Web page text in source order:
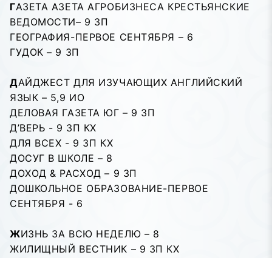
ГАЗЕТА АЗЕТА АГРОБИЗНЕСА КРЕСТЬЯНСКИЕ
ВЕДОМОСТИ– 9 ЗП
ГЕОГРАФИЯ-ПЕРВОЕ СЕНТЯБРЯ – 6
ГУДОК – 9 ЗП
ДАЙДЖЕСТ ДЛЯ ИЗУЧАЮЩИХ АНГЛИЙСКИЙ
ЯЗЫК – 5,9 ИО
ДЕЛОВАЯ ГАЗЕТА ЮГ – 9 ЗП
Д’ВЕРЬ - 9 ЗП КХ
ДЛЯ ВСЕХ - 9 ЗП КХ
ДОСУГ В ШКОЛЕ – 8
ДОХОД & РАСХОД – 9 ЗП
ДОШКОЛЬНОЕ ОБРАЗОВАНИЕ-ПЕРВОЕ
СЕНТЯБРЯ - 6
ЖИЗНЬ ЗА ВСЮ НЕДЕЛЮ – 8
ЖИЛИЩНЫЙ ВЕСТНИК – 9 ЗП КХ